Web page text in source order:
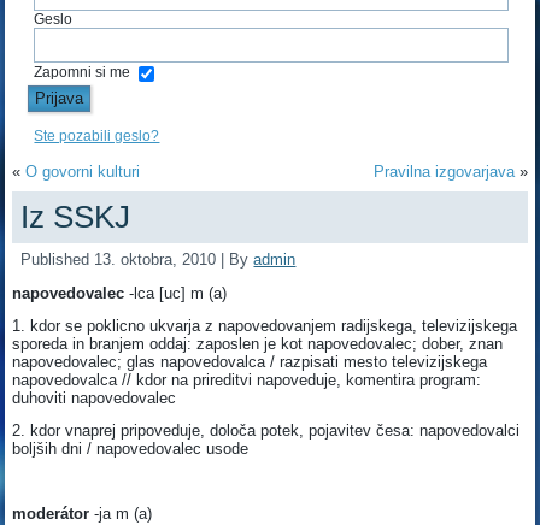
Geslo
Zapomni si me
Ste pozabili geslo?
«O govorni kulturi Pravilna izgovarjava»
Iz SSKJ
Published 13. oktobra, 2010 By admin
napovedovalec -lca [uc] m (a)
1. kdor se poklicno ukvarja z napovedovanjem radijskega, televizijskega
sporeda in branjem oddaj: zaposlen je kot napovedovalec; dober, znan
napovedovalec; glas napovedovalca / razpisati mesto televizijskega
napovedovalca // kdor na prireditvi napoveduje, komentira program:
duhoviti napovedovalec
2. kdor vnaprej pripoveduje, določa potek, pojavitev česa: napovedovalci
boljših dni / napovedovalec usode
moderátor -ja m (a)